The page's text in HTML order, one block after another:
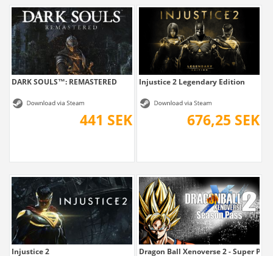
DARK SOULS™: REMASTERED
441 SEK
Injustice 2 Legendary Edition
676,25 SEK
Injustice 2 Dragon Ball Xenoverse 2 - Super Pass